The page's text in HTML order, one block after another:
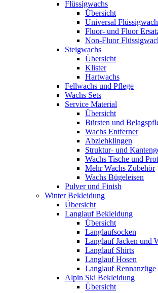
Flüssigwachs
Übersicht
Universal
Fluor- und Fluor
Non-Fluor
Steigwachs
Übersicht
Klister
Hartwachs
Fellwachs und Pflege
Wachs Sets
Service Material
Übersicht
Bürsten und
Wachs Entferner
Abziehklingen
Struktur- und
Wachs Tische und
Mehr Wachs Zubehör
Wachs Bügeleisen
Pulver und Finish
Winter Bekleidung
Übersicht
Langlauf Bekleidung
Übersicht
Langlaufsocken
Langlauf Jacken und
Langlauf Shirts
Langlauf Hosen
Langlauf Rennanzüge
Alpin Ski Bekleidung
Übersicht